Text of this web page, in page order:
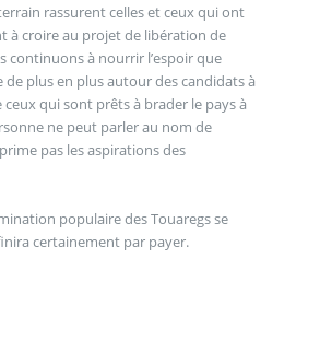
rassurent celles et ceux qui ont
à croire au projet de libération de
continuons à nourrir l’espoir que
de plus en plus autour des candidats à
qui sont prêts à brader le pays à
ne peut parler au nom de
pas les aspirations des
populaire des Touaregs se
certainement par payer.